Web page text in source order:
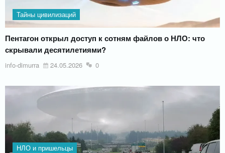
Тайны цивилизаций
Пентагон открыл доступ к сотням файлов о НЛО: что
скрывали десятилетиями?
info-dimurra 24.05.2026 0
НЛО и пришельцы